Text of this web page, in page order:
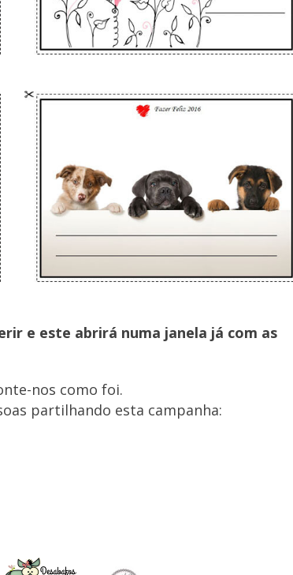
e este abrirá numa janela já com as
nos como foi.
partilhando esta campanha: